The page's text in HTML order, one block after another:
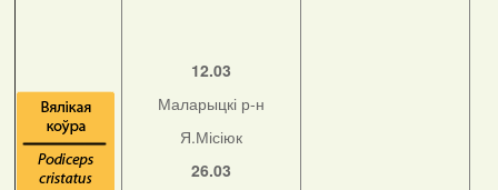
12.03
Маларыцкі р-н
Я.Місіюк
26.03